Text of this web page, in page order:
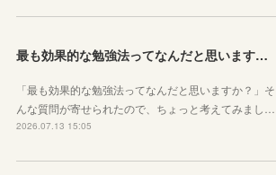
最も効果的な勉強法ってなんだと思いますか？
「最も効果的な勉強法ってなんだと思いますか？」そ
んな質問が寄せられたので、ちょっと考えてみまし…
2026.07.13 15:05